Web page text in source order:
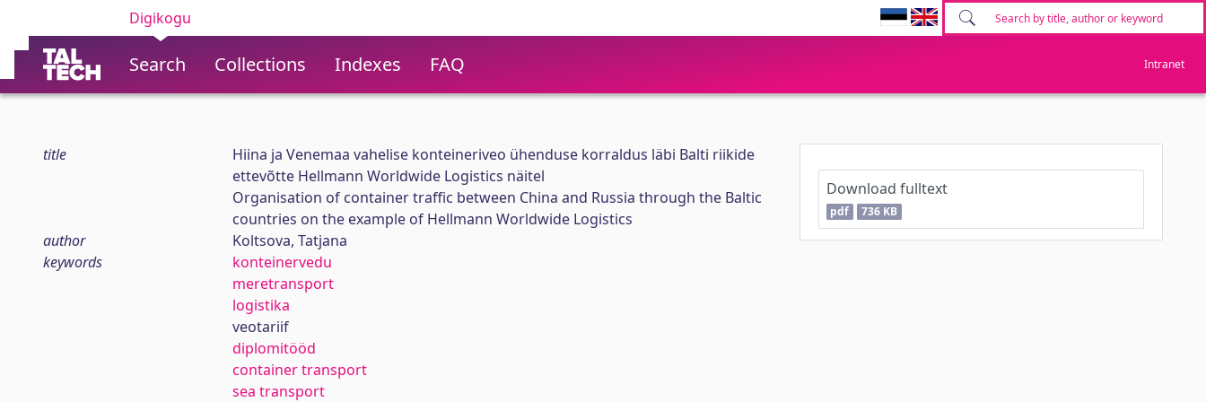
Digikogu
Search Collections Indexes FAQ Intranet
title
Hiina ja Venemaa vahelise konteineriveo ühenduse korraldus läbi Balti riikide
ettevõtte Hellmann Worldwide Logistics näitel
Organisation of container traffic between China and Russia through the Baltic
countries on the example of Hellmann Worldwide Logistics
author
Koltsova, Tatjana
keywords
konteinervedu
meretransport
logistika
veotariif
diplomitööd
container transport
sea transport
Download fulltext
pdf 736 KB